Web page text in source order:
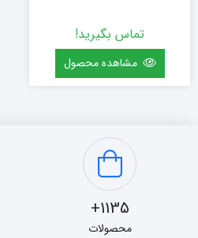
تماس بگیرید!
مشاهده محصول
1135+
محصولات